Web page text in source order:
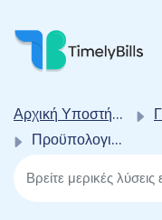
Μετάβαση Στο Κύριο
Αρχική Υποστήριξης
Προϋπολογισμός